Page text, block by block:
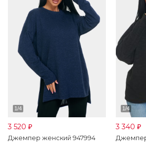
3 520 ₽
Джемпер женский 947994
3 340 ₽
Джемпер